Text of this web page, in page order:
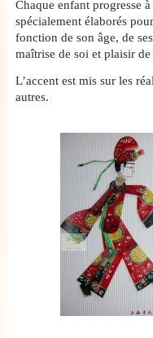
Chaque enfant progresse
spécialement élaborés
fonction de son âge, de
maîtrise de soi et plaisir
L’accent est mis sur les
autres.